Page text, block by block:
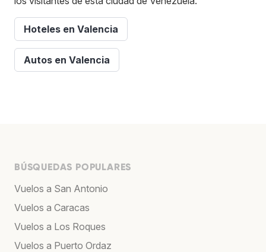
Hoteles en Valencia
Autos en Valencia
BÚSQUEDAS POPULARES
Vuelos a San Antonio
Vuelos a Caracas
Vuelos a Los Roques
Vuelos a Puerto Ordaz